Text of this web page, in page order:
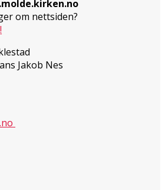
om nettsiden?
Jakob Nes